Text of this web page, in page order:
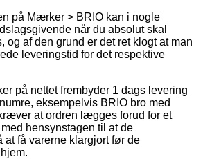
på Mærker > BRIO kan i nogle
når du absolut skal
og af den grund er det ret klogt at man
leveringstid for det respektive
på nettet frembyder 1 dags levering
eksempelvis BRIO bro med
at ordren lægges forud for et
hensynstagen til at de
at få varerne klargjort før de